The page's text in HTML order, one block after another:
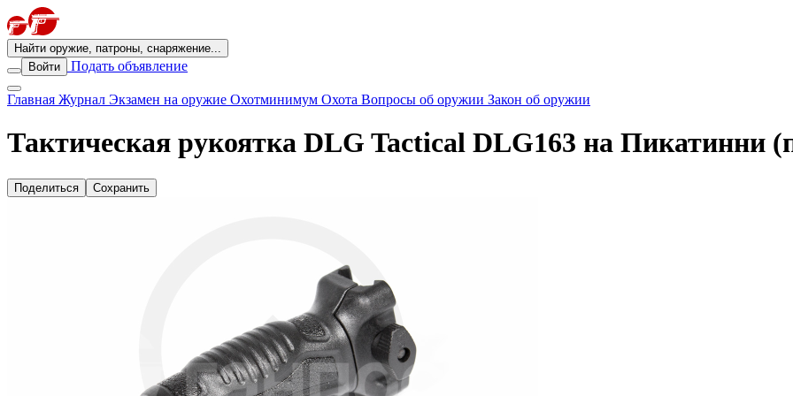
Найти оружие, патроны, снаряжение...
Войти
Подать объявление
Главная Журнал Экзамен на оружие Охотминимум Охота Вопросы об оружии Закон об оружии
Тактическая рукоятка DLG Tactical DLG163 на Пикатинни
Поделиться Сохранить